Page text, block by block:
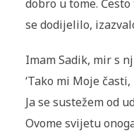
dobro u tome.
se dodijelilo,
Imam Sadik, mir s
‘Tako mi Moje
Ja se sustežem od
Ovome svijetu